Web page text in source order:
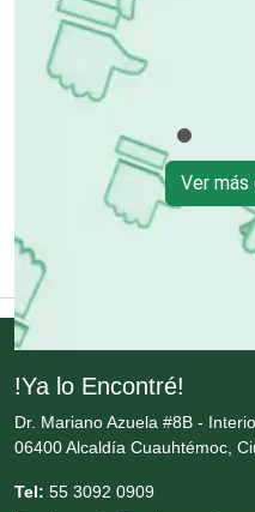
Copiadoras
Cortinas,
Cremerías y
Decoración de
Ver más
!Ya lo Encontré!
Dr. Mariano Azuela #8B -
06400 Alcaldía Cuauhtémoc,
Tel: 55 3092 0909